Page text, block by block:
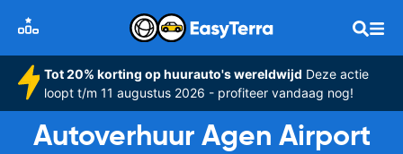
Tot 20% korting op huurauto's wereldwijd Deze actie
loopt t/m 11 augustus 2026 - profiteer vandaag nog!
Autoverhuur Agen Airport